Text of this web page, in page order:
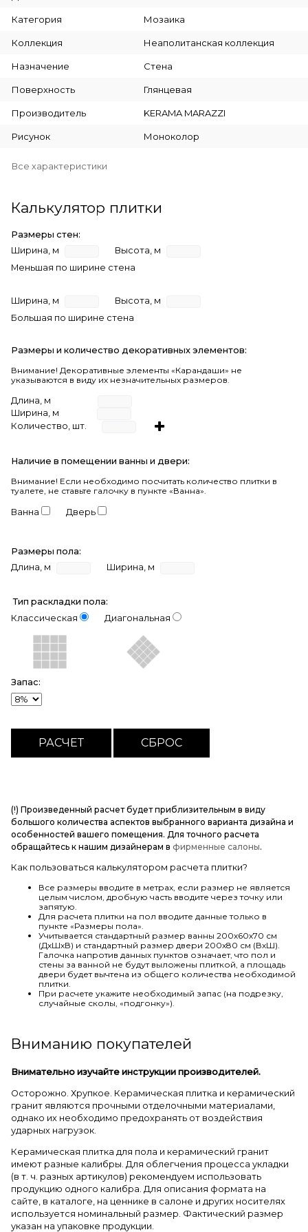
Категория Мозаика
Коллекция Неаполитанская коллекция
Назначение Стена
Поверхность Глянцевая
Производитель KERAMA MARAZZI
Рисунок Моноколор
Все характеристики
Калькулятор плитки
Размеры стен:
Ширина, м
Высота, м
Меньшая по ширине стена
Ширина, м
Высота, м
Большая по ширине стена
Размеры и количество декоративных элементов:
Внимание! Декоративные элементы «Карандаши» не
указываются в виду их незначительных размеров.
Длина, м
Ширина, м
Количество, шт.
Наличие в помещении ванны и двери:
Внимание! Если необходимо посчитать количество плитки в
туалете, не ставьте галочку в пункте «Ванна».
Ванна Дверь
Размеры пола:
Длина, м
Ширина, м
Тип раскладки пола:
Классическая
Диагональная
Запас:
(!) Произведенный расчет будет приблизительным в виду
большого количества аспектов выбранного варианта дизайна и
особенностей вашего помещения. Для точного расчета
обращайтесь к нашим дизайнерам в фирменные салоны.
Как пользоваться калькулятором расчета плитки?
Все размеры вводите в метрах, если размер не является
целым числом, дробную часть вводите через точку или
запятую.
Для расчета плитки на пол вводите данные только в
пункте «Размеры пола».
Учитывается стандартный размер ванны 200х60х70 см
(ДхШхВ) и стандартный размер двери 200х80 см (ВхШ).
Галочка напротив данных пунктов означает, что пол и
стены за ванной не будут выложены плиткой, а площадь
двери будет вычтена из общего количества необходимой
плитки.
При расчете укажите необходимый запас (на подрезку,
случайные сколы, «подгонку»).
Вниманию покупателей
Внимательно изучайте инструкции производителей.
Осторожно. Хрупкое. Керамическая плитка и керамический
гранит являются прочными отделочными материалами,
однако их необходимо предохранять от воздействия
ударных нагрузок.
Керамическая плитка для пола и керамический гранит
имеют разные калибры. Для облегчения процесса укладки
(в т. ч. разных артикулов) рекомендуем использовать
продукцию одного калибра. Для описания формата на
сайте, в каталоге, на ценнике в салоне и других носителях
используется номинальный размер. Фактический размер
указан на упаковке продукции.